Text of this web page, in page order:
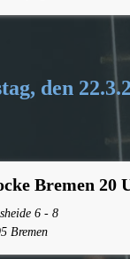
den
Bremen 20
6 - 8
Bremen